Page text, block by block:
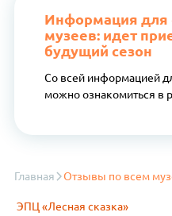
Информация для
музеев: идет
будущий сезон
Со всей информацией
можно ознакомиться в
Главная Отзывы по всем
ЭПЦ «Лесная сказка»